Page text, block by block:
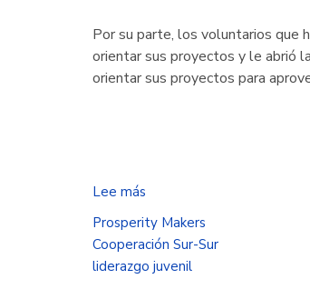
Por su parte, los voluntarios que
orientar sus proyectos y le abrió
orientar sus proyectos para
Lee más
Agentes
de
prosperidad
empoderan
Prosperity Makers
Cooperación Sur-Sur
liderazgo juvenil